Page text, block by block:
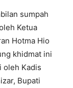
sumpah
Ketua
Hotma Hio
khidmat ini
oleh Kadis
Bupati